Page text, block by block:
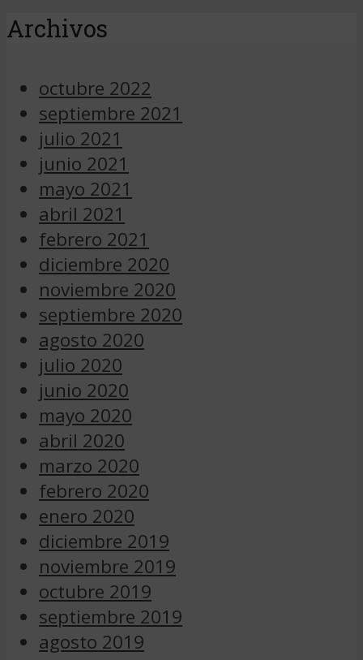
Archivos
octubre 2022
septiembre 2021
julio 2021
junio 2021
mayo 2021
abril 2021
febrero 2021
diciembre 2020
noviembre 2020
septiembre 2020
agosto 2020
julio 2020
junio 2020
mayo 2020
abril 2020
marzo 2020
febrero 2020
enero 2020
diciembre 2019
noviembre 2019
octubre 2019
septiembre 2019
agosto 2019